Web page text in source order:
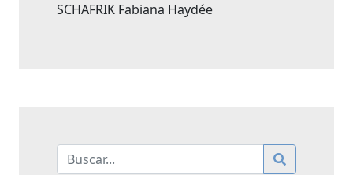
SCHAFRIK Fabiana Haydée